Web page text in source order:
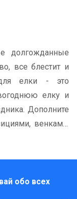
долгожданные
все блестит и
елки - это
елку и
Дополните
венками,
дом засияет
обо всех